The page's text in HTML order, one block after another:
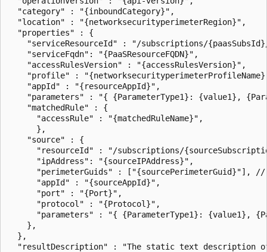
  "category" : "{inboundCategory}",
  "location" : "{networksecurityperimeterRegion}",
  "properties" : {
"serviceResourceId" : "/subscriptions/
    "serviceFqdn": "{PaaSResourceFQDN}",
    "accessRulesVersion" : "{accessRulesVersion}",
"profile" :
    "appId" : "{resourceAppId}",
"parameters" : "{ {ParameterType1}: {value1},
    "matchedRule" : {
      "accessRule" : "{matchedRuleName}",
      },
    "source" : {
"resourceId" : "/subscriptions/
      "ipAddress": "{sourceIPAddress}",
"perimeterGuids" : ["{sourcePerimeterGuid}"],
      "appId" : "{sourceAppId}",
      "port" : "{Port}",
      "protocol" : "{Protocol}",
"parameters" : "{ {ParameterType1}: {value1},
    },
  },
"resultDescription" : "The static text description